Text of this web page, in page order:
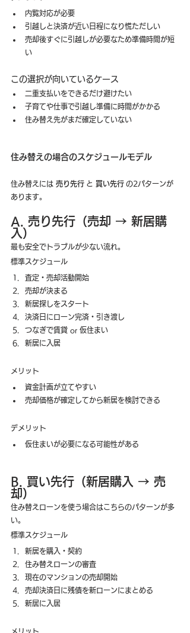
内覧対応が必要
引越しと決済が近い日程になり慌ただしい
売却後すぐに引越しが必要なため準備時間が短
い
この選択が向いているケース
二重支払いをできるだけ避けたい
子育てや仕事で引越し準備に時間がかかる
住み替え先がまだ確定していない
住み替えの場合のスケジュールモデル
住み替えには 売り先行 と 買い先行 の2パターンが
あります。
A. 売り先行（売却 → 新居購
入）
最も安全でトラブルが少ない流れ。
標準スケジュール
査定・売却活動開始
売却が決まる
新居探しをスタート
決済日にローン完済・引き渡し
つなぎで賃貸 or 仮住まい
新居に入居
メリット
資金計画が立てやすい
売却価格が確定してから新居を検討できる
デメリット
仮住まいが必要になる可能性がある
B. 買い先行（新居購入 → 売
却）
住み替えローンを使う場合はこちらのパターンが多
い。
標準スケジュール
新居を購入・契約
住み替えローンの審査
現在のマンションの売却開始
売却決済日に残債を新ローンにまとめる
新居に入居
メリット